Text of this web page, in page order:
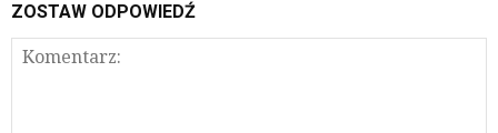
ZOSTAW ODPOWIEDŹ